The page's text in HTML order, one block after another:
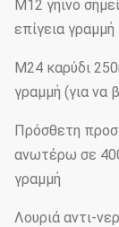
M12 γήινο
επίγεια γραμμή
M24 καρύδι
γραμμή (για να
Πρόσθετη
ανωτέρω σε
γραμμή
Λουριά αντι-